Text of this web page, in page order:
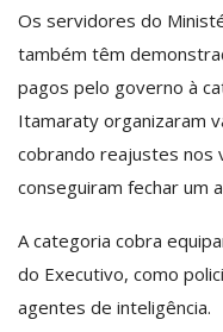
Os servidores do
também têm
pagos pelo governo à
Itamaraty organizaram
cobrando reajustes nos
conseguiram fechar um
A categoria cobra
do Executivo, como
agentes de inteligência.